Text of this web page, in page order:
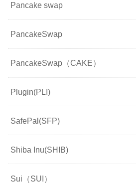
Pancake swap
PancakeSwap
PancakeSwap（CAKE）
Plugin(PLI)
SafePal(SFP)
Shiba Inu(SHIB)
Sui（SUI）